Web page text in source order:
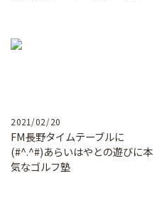
2021/02/20
FM長野タイムテーブルに
(#^.^#)あらいはやとの遊びに本
気なゴルフ塾